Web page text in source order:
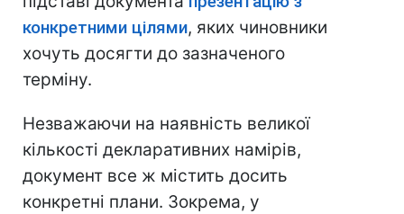
конкретними цілями, яких чиновники
хочуть досягти до зазначеного
терміну.
Незважаючи на наявність великої
кількості декларативних намірів,
документ все ж містить досить
конкретні плани. Зокрема, у